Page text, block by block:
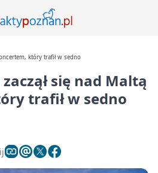
który trafił w sedno
się nad Maltą
trafił w sedno